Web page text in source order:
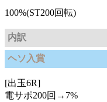
100%(ST200回転)
内訳
ヘソ入賞
[出玉6R]
電サポ200回→7%